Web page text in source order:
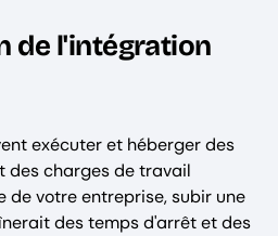
de l'intégration
exécuter et héberger des
charges de travail
de votre entreprise, subir une
des temps d'arrêt et des